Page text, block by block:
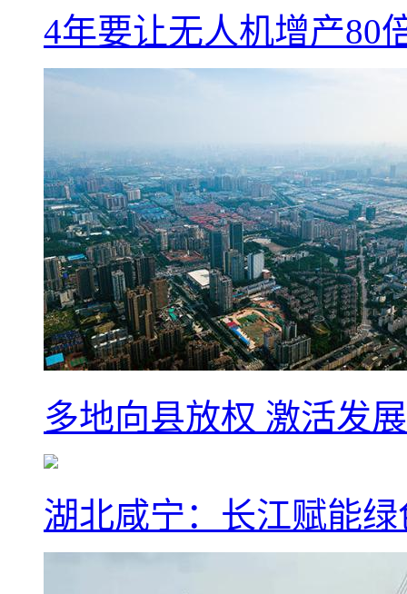
4年要让无人机增产80
多地向县放权 激活发
湖北咸宁：长江赋能